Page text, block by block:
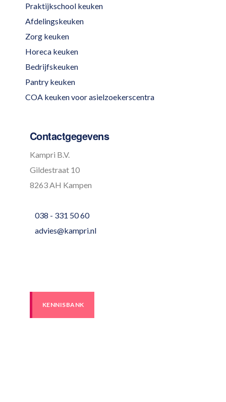
Praktijkschool keuken
Afdelingskeuken
Zorg keuken
Horeca keuken
Bedrijfskeuken
Pantry keuken
COA keuken voor asielzoekerscentra
Contactgegevens
Kampri B.V.
Gildestraat 10
8263 AH Kampen
038 - 331 50 60
advies@kampri.nl
KENNISBANK